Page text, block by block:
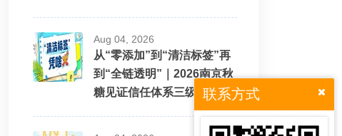
Aug 04, 2026
从“零添加”到“清洁标签”再
到“全链透明”｜2026南京秋
糖见证信任体系三级跳联系方式